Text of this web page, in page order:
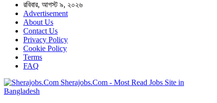
রবিবার, আগস্ট ৯, ২০২৬
Advertisement
About Us
Contact Us
Privacy Policy
Cookie Policy
Terms
FAQ
Sherajobs.Com - Most Read Jobs Site in
Bangladesh